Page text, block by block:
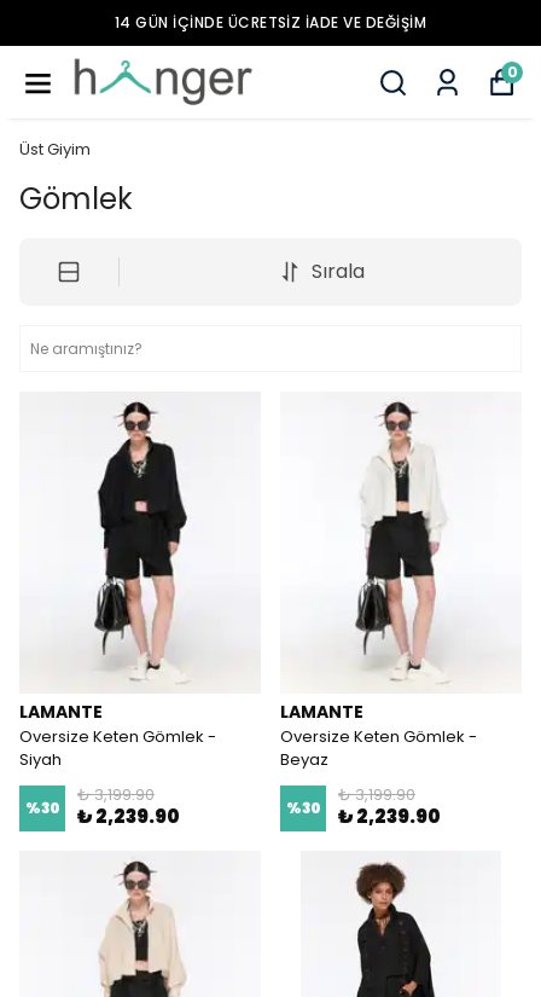
14 GÜN İÇİNDE ÜCRETSİZ İADE VE DEĞİŞİM
0
Üst Giyim
Gömlek
Sırala
LAMANTE
Oversize Keten Gömlek -
Siyah
%30
₺ 3,199.90
₺ 2,239.90
LAMANTE
Oversize Keten Gömlek -
Beyaz
%30
₺ 3,199.90
₺ 2,239.90